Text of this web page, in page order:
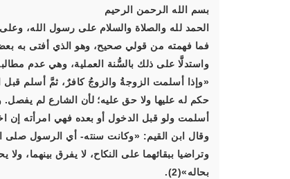
بسم الله الرحمن الرحيم
الحمد لله والصلاة والسلام على رسول الله،
فما فهمته من قولي صحيح، وهو الذي أفتى به بعضُ
واستدلَّا على ذلك بالسُّنة العملية، وهي عدم
«وإذا أسلمت الزوجةُ والزوجُ كافرٌ، ثمَّ أسلم قبل
حكم له عليها ولا حق عليه؛ لأن الشارع لم
أسلمت ولو قبل الدخول أو بعده فهي امرأته إن
وقال ابن القيم: «وكانت سنته- أي الرسول صلى
وتراضيا ببقائهما على النكاح، لا يفرق بينهما،
بحاله»(2).